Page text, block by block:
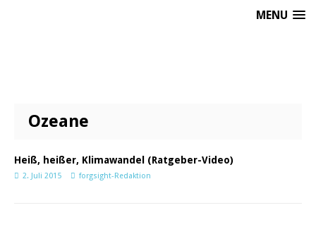
MENU
Ozeane
Heiß, heißer, Klimawandel (Ratgeber-Video)
2. Juli 2015 forgsight-Redaktion